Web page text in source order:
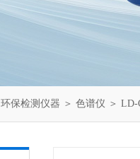
环保检测仪器 ＞ 色谱仪 ＞